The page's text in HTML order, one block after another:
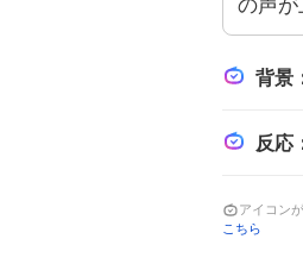
の声が
背景
反応
アイコン
こちら